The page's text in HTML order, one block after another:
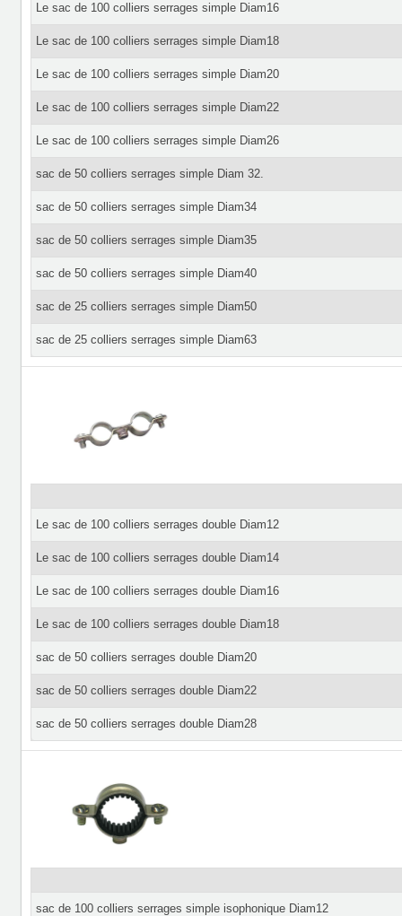
Le sac de 100 colliers serrages simple Diam16
Le sac de 100 colliers serrages simple Diam18
Le sac de 100 colliers serrages simple Diam20
Le sac de 100 colliers serrages simple Diam22
Le sac de 100 colliers serrages simple Diam26
sac de 50 colliers serrages simple Diam 32.
sac de 50 colliers serrages simple Diam34
sac de 50 colliers serrages simple Diam35
sac de 50 colliers serrages simple Diam40
sac de 25 colliers serrages simple Diam50
sac de 25 colliers serrages simple Diam63
Le sac de 100 colliers serrages double Diam12
Le sac de 100 colliers serrages double Diam14
Le sac de 100 colliers serrages double Diam16
Le sac de 100 colliers serrages double Diam18
sac de 50 colliers serrages double Diam20
sac de 50 colliers serrages double Diam22
sac de 50 colliers serrages double Diam28
sac de 100 colliers serrages simple isophonique Diam12